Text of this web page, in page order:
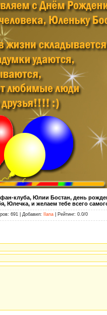
клуба, Юлии Бостан, день
Юлечка, и желаем тебе всего
: 691 | Добавил: Ilana Рейтинг: 0.0/0